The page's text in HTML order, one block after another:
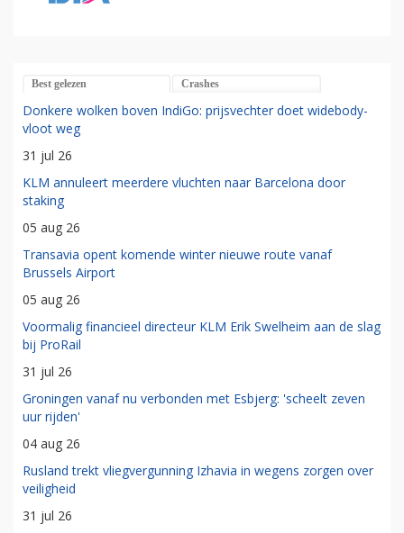
Best gelezen Crashes
Donkere wolken boven IndiGo: prijsvechter doet widebody-
vloot weg
31 jul 26
KLM annuleert meerdere vluchten naar Barcelona door
staking
05 aug 26
Transavia opent komende winter nieuwe route vanaf
Brussels Airport
05 aug 26
Voormalig financieel directeur KLM Erik Swelheim aan de slag
bij ProRail
31 jul 26
Groningen vanaf nu verbonden met Esbjerg: 'scheelt zeven
uur rijden'
04 aug 26
Rusland trekt vliegvergunning Izhavia in wegens zorgen over
veiligheid
31 jul 26